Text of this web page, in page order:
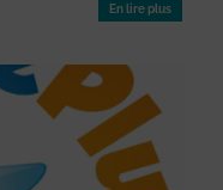
En lire plus